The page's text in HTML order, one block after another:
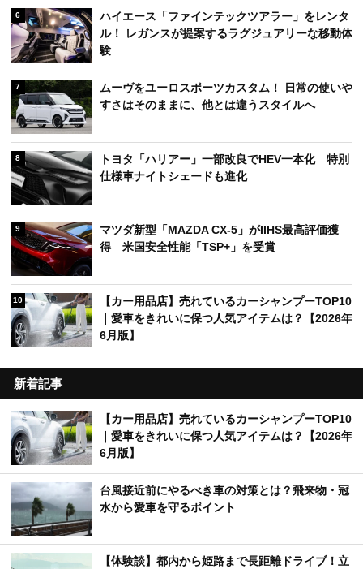
6
ハイエース「ファインテックツアラー」をレンタ
ル！ レガンスが提案するラグジュアリーな移動体
験
7
ムーヴをユーロスポーツカスタム！ 日常の使いや
すさはそのままに、他とは違うスタイルへ
8
トヨタ「ハリアー」一部改良でHEV一本化 特別
仕様車ナイトシェードも進化
9
マツダ新型「MAZDA CX-5」がIIHS最高評価獲
得 米国安全性能「TSP+」を受賞
10
【カー用品店】売れているカーシャンプーTOP10
｜愛車をきれいに保つ人気アイテムは？【2026年
6月版】
新着記事
【カー用品店】売れているカーシャンプーTOP10
｜愛車をきれいに保つ人気アイテムは？【2026年
6月版】
台風接近前にやるべき車の対策とは？飛来物・冠
水から愛車を守るポイント
【体験談】都内から姫路まで長距離ドライブ！立